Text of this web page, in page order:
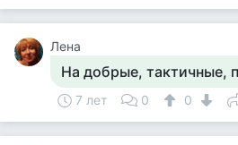
Лена
На добрые, тактичные,
7 лет 0 0